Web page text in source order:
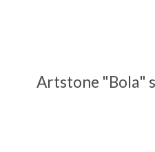
Artstone "Bola"